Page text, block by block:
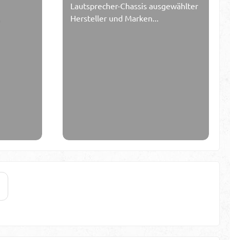
Lautsprecher-Chassis ausgewählter
Hersteller und Marken...